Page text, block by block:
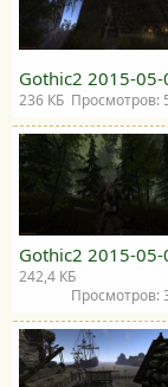
236 КБ Просмотров:
242,4 КБ
Просмотров: